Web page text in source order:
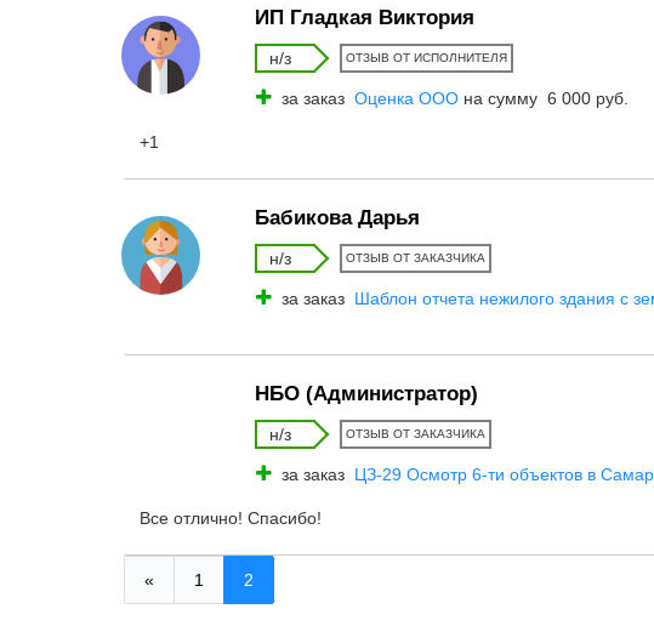
ИП Гладкая Виктория
н/з ОТЗЫВ ОТ ИСПОЛНИТЕЛЯ
за заказ Оценка ООО на сумму 6 000 руб.
+1
Бабикова Дарья
н/з ОТЗЫВ ОТ ЗАКАЗЧИКА
за заказ Шаблон отчета нежилого здания с
НБО (Администратор)
н/з ОТЗЫВ ОТ ЗАКАЗЧИКА
за заказ ЦЗ-29 Осмотр 6-ти объектов в
Все отлично! Спасибо!
« 1 2